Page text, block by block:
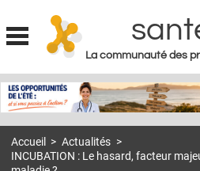
Jump to
La communauté des
MON COMPTE
S'ABONNER À LA REVUE SOIN À
Accueil > Actualités >
INCUBATION : Le hasard, facteur